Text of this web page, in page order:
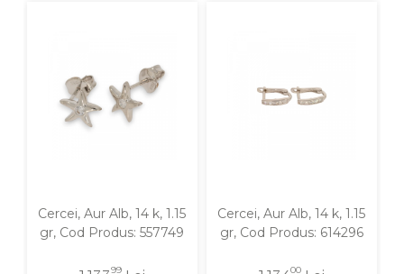
Cercei, Aur Alb, 14 k, 1.15
gr, Cod Produs: 557749
99
Cercei, Aur Alb, 14 k, 1.15
gr, Cod Produs: 614296
00